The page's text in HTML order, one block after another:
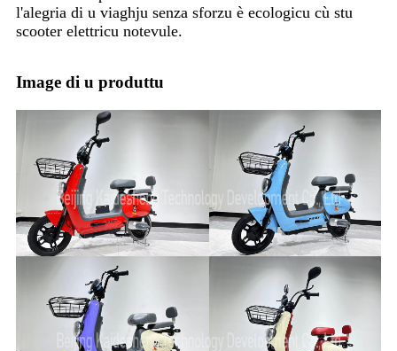
l'alegria di u viaghju senza sforzu è ecologicu cù stu
scooter elettricu notevule.
Image di u produttu